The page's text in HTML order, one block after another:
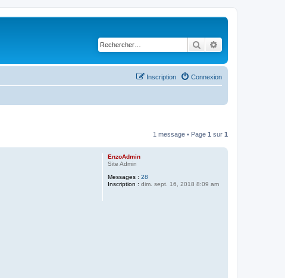
Rechercher
Connexion
Inscription
1 message • Page 1 sur 1
EnzoAdmin
Site Admin
Messages : 28
Inscription : dim. sept. 16, 2018 8:09 am